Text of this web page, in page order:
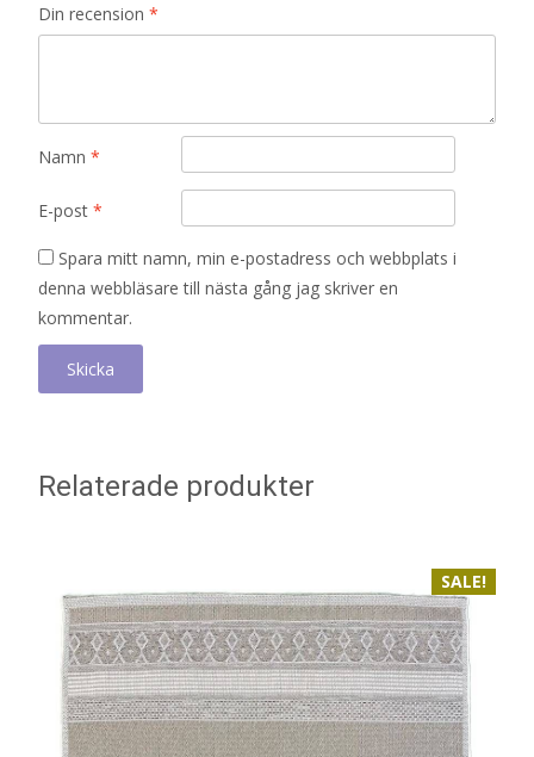
Din recension *
Namn *
E-post *
Spara mitt namn, min e-postadress och webbplats i
denna webbläsare till nästa gång jag skriver en
kommentar.
Relaterade produkter
SALE!